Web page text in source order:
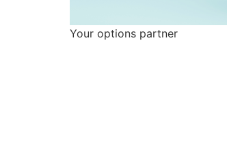
Your options partner